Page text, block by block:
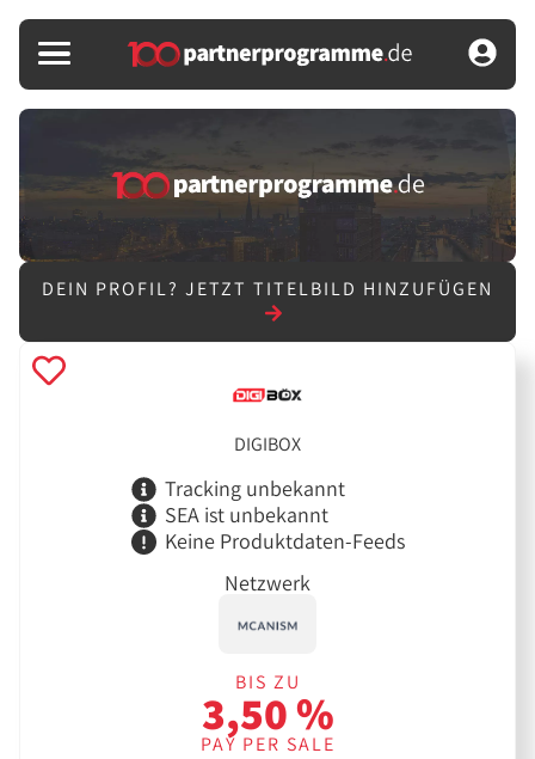
DEIN PROFIL? JETZT TITELBILD HINZUFÜGEN
DIGIBOX
Tracking unbekannt
SEA ist unbekannt
Keine Produktdaten-Feeds
Netzwerk
BIS ZU
3,50 %
PAY PER SALE